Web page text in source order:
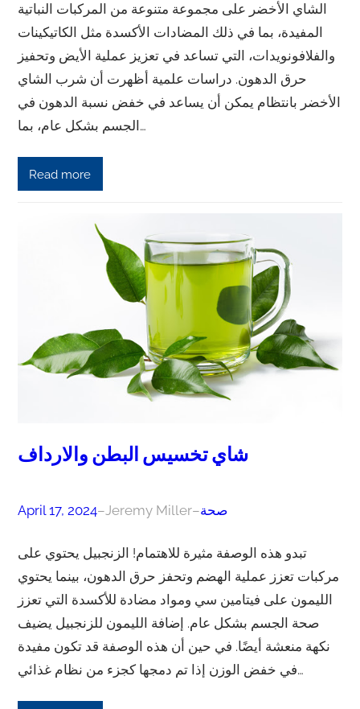
الشاي الأخضر على مجموعة متنوعة من المركبات النباتية
المفيدة، بما في ذلك المضادات الأكسدة مثل الكاتيكينات
والفلافونويدات، التي تساعد في تعزيز عملية الأيض وتحفيز
حرق الدهون. دراسات علمية أظهرت أن شرب الشاي
الأخضر بانتظام يمكن أن يساعد في خفض نسبة الدهون في
الجسم بشكل عام، بما…
Read more
شاي تخسيس البطن والارداف
April 17, 2024–Jeremy Miller–صحة
تبدو هذه الوصفة مثيرة للاهتمام! الزنجبيل يحتوي على
مركبات تعزز عملية الهضم وتحفز حرق الدهون، بينما يحتوي
الليمون على فيتامين سي ومواد مضادة للأكسدة التي تعزز
صحة الجسم بشكل عام. إضافة الليمون للزنجبيل يضيف
نكهة منعشة أيضًا. في حين أن هذه الوصفة قد تكون مفيدة
في خفض الوزن إذا تم دمجها كجزء من نظام غذائي…